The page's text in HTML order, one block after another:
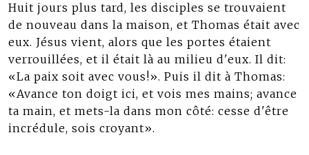
Huit jours plus tard, les disciples se trouvaient
de nouveau dans la maison, et Thomas était avec
eux. Jésus vient, alors que les portes étaient
verrouillées, et il était là au milieu d'eux. Il dit:
«La paix soit avec vous!». Puis il dit à Thomas:
«Avance ton doigt ici, et vois mes mains; avance
ta main, et mets-la dans mon côté: cesse d'être
incrédule, sois croyant».